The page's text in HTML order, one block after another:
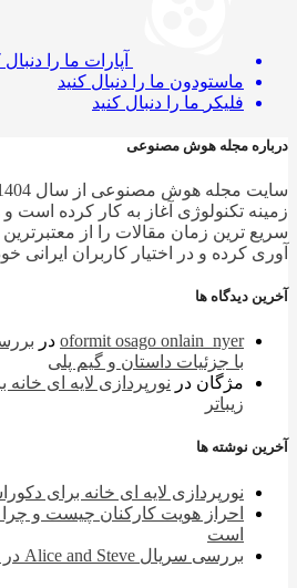
آپارات ما را دنبال کنید
ماستودون ما را دنبال کنید
فلیکر ما را دنبال کنید
مجله هوش مصنوعی
سایت
تکنولوژی آغاز به کار کرده است و
ترین زمان مقالات را از معتبرترین
کرده و در اختیار کاربران ایرانی خود
دیدگاه ها
oformit osago onlain_nyerدر
با جزئیات داستان و گیم پلی
مژگاندرنورپردازی لایه ای خانه
زیباتر
نوشته ها
نورپردازی لایه ای خانه برای
احراز هویت کارکنان چیست و چرا
بررسی سریال Alice and Steve در Hulu با بازی نیکولا واکر